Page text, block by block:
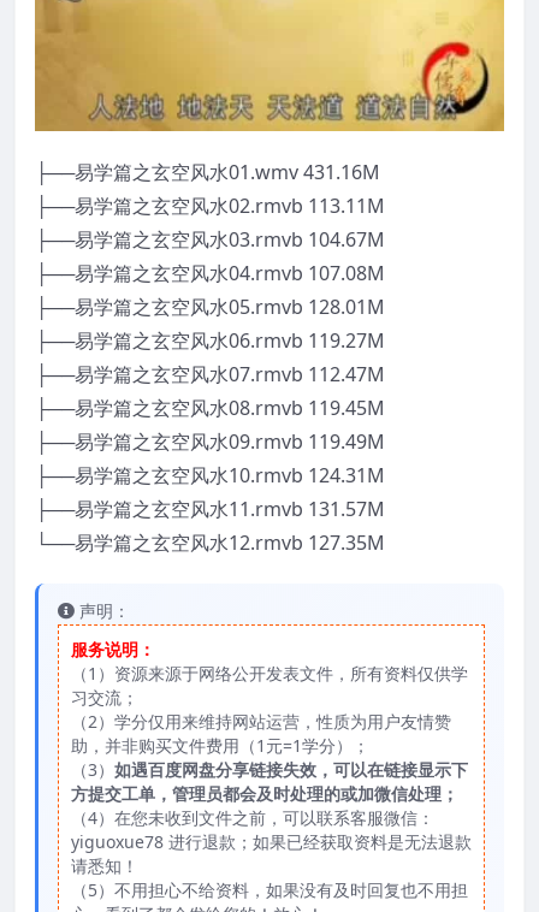
├──易学篇之玄空风水01.wmv 431.16M
├──易学篇之玄空风水02.rmvb 113.11M
├──易学篇之玄空风水03.rmvb 104.67M
├──易学篇之玄空风水04.rmvb 107.08M
├──易学篇之玄空风水05.rmvb 128.01M
├──易学篇之玄空风水06.rmvb 119.27M
├──易学篇之玄空风水07.rmvb 112.47M
├──易学篇之玄空风水08.rmvb 119.45M
├──易学篇之玄空风水09.rmvb 119.49M
├──易学篇之玄空风水10.rmvb 124.31M
├──易学篇之玄空风水11.rmvb 131.57M
└──易学篇之玄空风水12.rmvb 127.35M
声明：
服务说明：
（1）资源来源于网络公开发表文件，所有资料仅供学
习交流；
（2）学分仅用来维持网站运营，性质为用户友情赞
助，并非购买文件费用（1元=1学分）；
（3） 如遇百度网盘分享链接失效，可以在链接显示下
方提交工单，管理员都会及时处理的或加微信处理；
（4）在您未收到文件之前，可以联系客服微信：
yiguoxue78 进行退款；如果已经获取资料是无法退款
请悉知！
（5）不用担心不给资料，如果没有及时回复也不用担